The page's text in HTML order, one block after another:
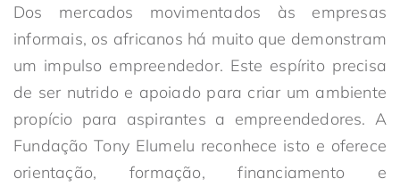
Dos mercados movimentados às empresas
informais, os africanos há muito que demonstram
um impulso empreendedor. Este espírito precisa
de ser nutrido e apoiado para criar um ambiente
propício para aspirantes a empreendedores. A
Fundação Tony Elumelu reconhece isto e oferece
orientação, formação, financiamento e